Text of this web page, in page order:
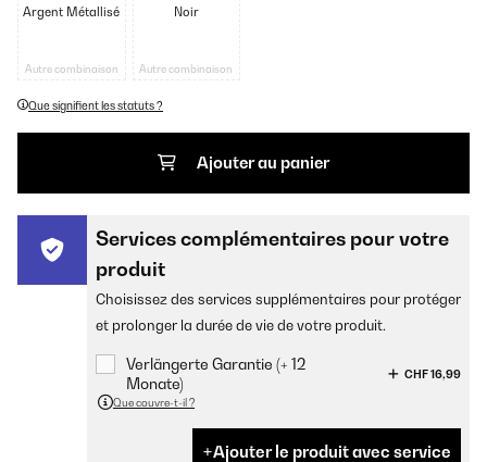
Argent Métallisé
Autre combinaison
Noir
Autre combinaison
Que signifient les statuts ?
Ajouter au panier
Services complémentaires pour votre
produit
Choisissez des services supplémentaires pour protéger
et prolonger la durée de vie de votre produit.
Verlängerte Garantie (+ 12
Monate)
CHF 16,99
Que couvre-t-il ?
Ajouter le produit avec service